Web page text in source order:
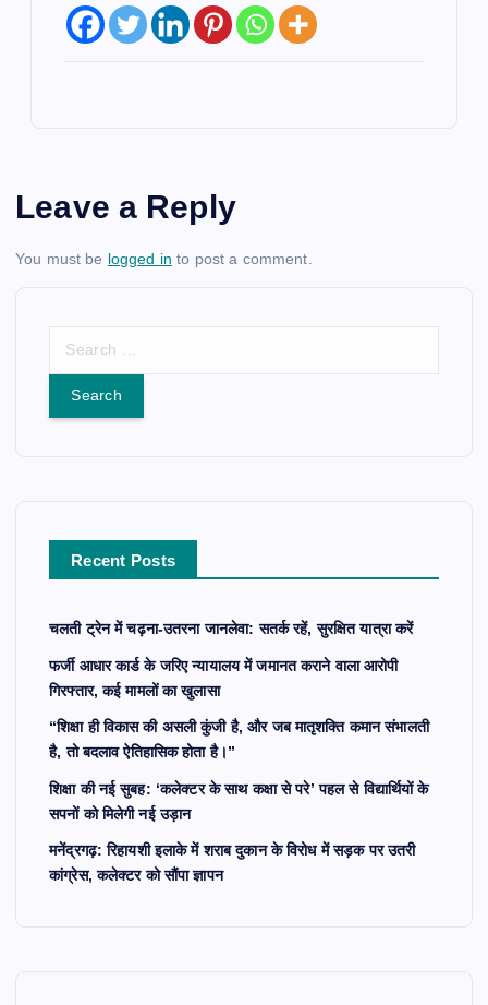
Leave a Reply
You must be logged in to post a comment.
r
Recent Posts
चलती ट्रेन में चढ़ना-उतरना जानलेवा: सतर्क रहें, सुरक्षित यात्रा करें
फर्जी आधार कार्ड के जरिए न्यायालय में जमानत कराने वाला आरोपी
गिरफ्तार, कई मामलों का खुलासा
“शिक्षा ही विकास की असली कुंजी है, और जब मातृशक्ति कमान संभालती
है, तो बदलाव ऐतिहासिक होता है।”
शिक्षा की नई सुबह: ‘कलेक्टर के साथ कक्षा से परे’ पहल से विद्यार्थियों के
सपनों को मिलेगी नई उड़ान
मनेंद्रगढ़: रिहायशी इलाके में शराब दुकान के विरोध में सड़क पर उतरी
कांग्रेस, कलेक्टर को सौंपा ज्ञापन